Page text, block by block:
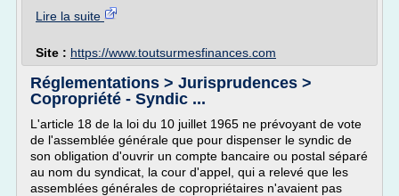
Lire la suite
Site : https://www.toutsurmesfinances.com
Réglementations > Jurisprudences >
Copropriété - Syndic ...
L'article 18 de la loi du 10 juillet 1965 ne prévoyant de vote
de l'assemblée générale que pour dispenser le syndic de
son obligation d'ouvrir un compte bancaire ou postal séparé
au nom du syndicat, la cour d'appel, qui a relevé que les
assemblées générales de copropriétaires n'avaient pas